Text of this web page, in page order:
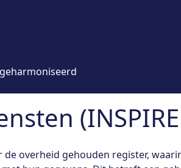
overheid gehouden register,